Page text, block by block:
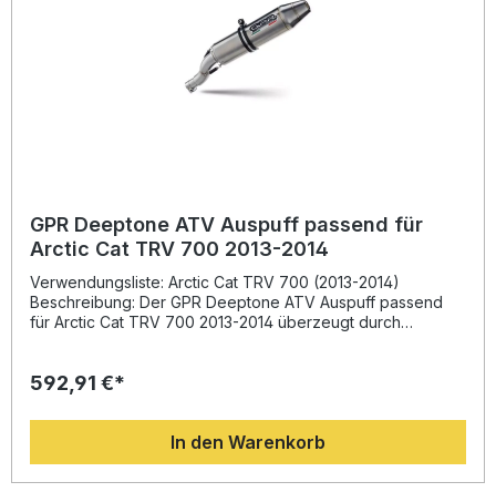
GPR Deeptone ATV Auspuff passend für
Arctic Cat TRV 700 2013-2014
Verwendungsliste: Arctic Cat TRV 700 (2013-2014)
Beschreibung: Der GPR Deeptone ATV Auspuff passend
für Arctic Cat TRV 700 2013-2014 überzeugt durch
homologierte Schalldämpfer eine deutliche
eine signifikante Gewichtsreduktion im Vergleich zur
Serienanlage. Der satten, tiefen Sound können Sie dank
des mitgelieferten, herausnehmbaren db Killers individuell
anpassen. Die Anlage wird inklusive fahrzeugspezifischer
592,91 €*
In den Warenkorb